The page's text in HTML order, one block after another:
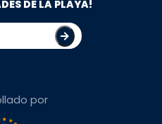
DE LA PLAYA!
por